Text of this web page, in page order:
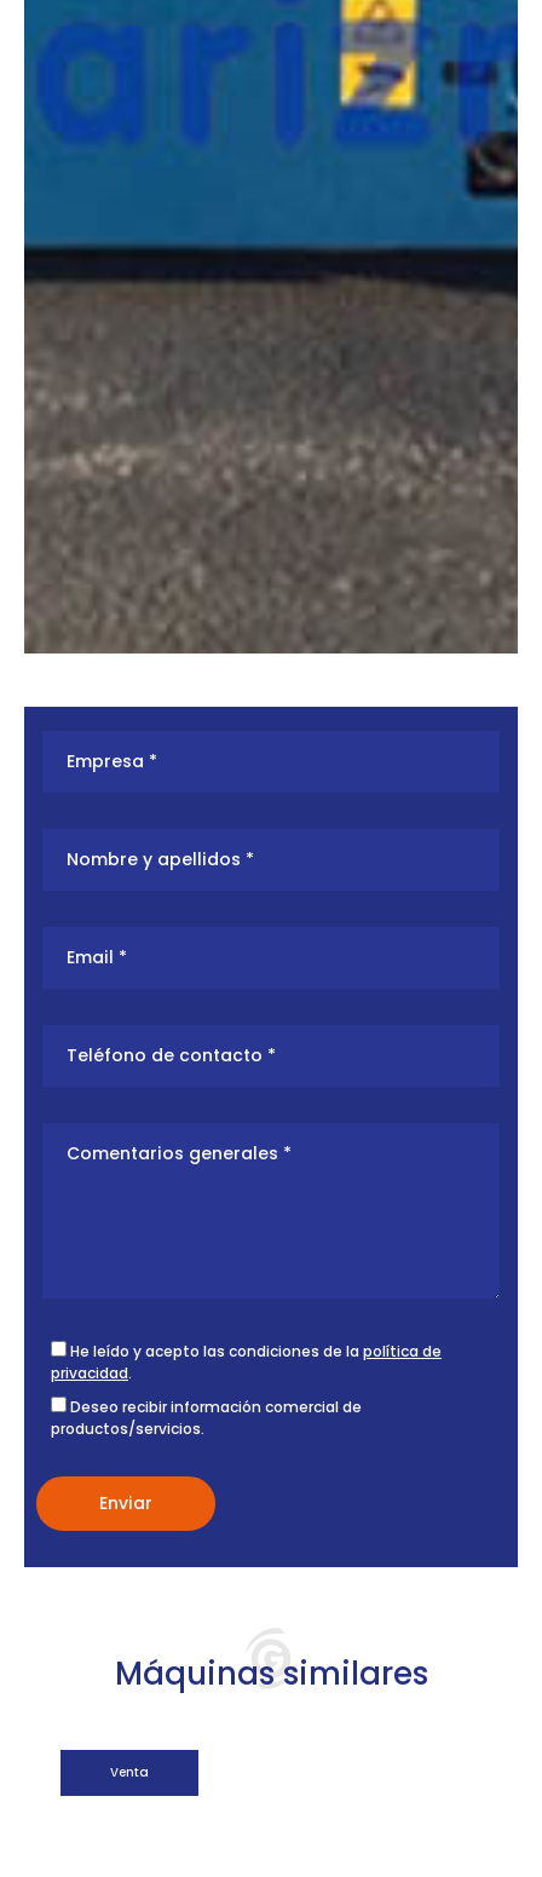
¿Te interesa
esta máquina?
Rellena este formulario y recibiremos tu solicitud
sobre esta máquina para ponernos en contacto
Genie GS-1932
He leído y acepto las condiciones de la política de
privacidad.
Deseo recibir información comercial de
productos/servicios.
Máquinas similares
Venta